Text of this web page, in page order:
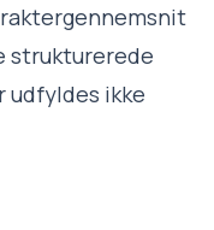
strukturerede
udfyldes ikke